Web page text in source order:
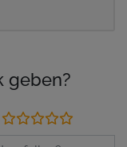
geben?